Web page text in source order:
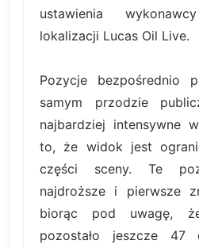
ustawienia
lokalizacji Lucas Oil Live.
Pozycje bezpośrednio
samym przodzie
najbardziej intensywne
to, że widok jest
części sceny. Te
najdroższe i pierwsze
biorąc pod uwagę,
pozostało jeszcze 47